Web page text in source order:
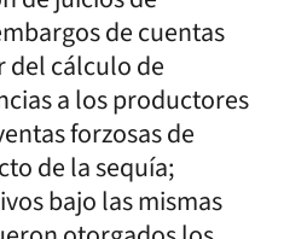
de cuentas
del cálculo de
a los productores
forzosas de
de la sequía;
bajo las mismas